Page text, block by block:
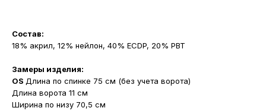
Состав:
18% акрил, 12% нейлон, 40% ECDP, 20% PBT
Замеры изделия:
OS Длина по спинке 75 см (без учета ворота)
Длина ворота 11 см
Ширина по низу 70,5 см